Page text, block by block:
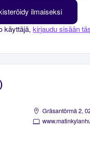
ilmaiseksi
käyttäjä,kirjaudu sisään
Gräsantörmä 2,